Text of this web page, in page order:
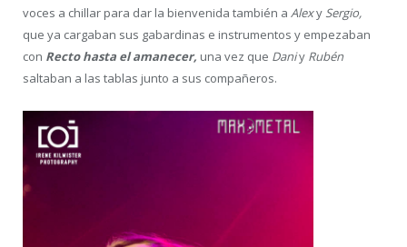
voces a chillar para dar la bienvenida también a Alexy Sergio,
que ya cargaban sus gabardinas e instrumentos y empezaban
con Recto hasta el amanecer, una vez que Daniy Rubén
saltaban a las tablas junto a sus compañeros.